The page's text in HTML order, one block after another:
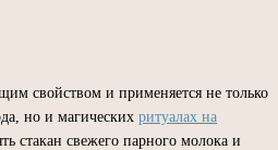
свойством и применяется не только
но и магических ритуалах на
стакан свежего парного молока и